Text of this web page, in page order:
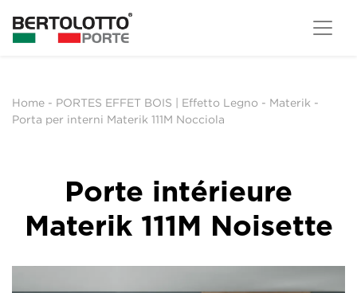
Home - PORTES EFFET BOIS | Effetto Legno - Materik -
Porta per interni Materik 111M Nocciola
Porte intérieure
Materik 111M Noisette